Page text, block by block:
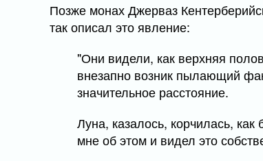
Позже монах Джерваз
так описал это явление:
"Они видели, как верхняя
внезапно возник пылающий
значительное расстояние.
Луна, казалось, корчилась,
мне об этом и видел это